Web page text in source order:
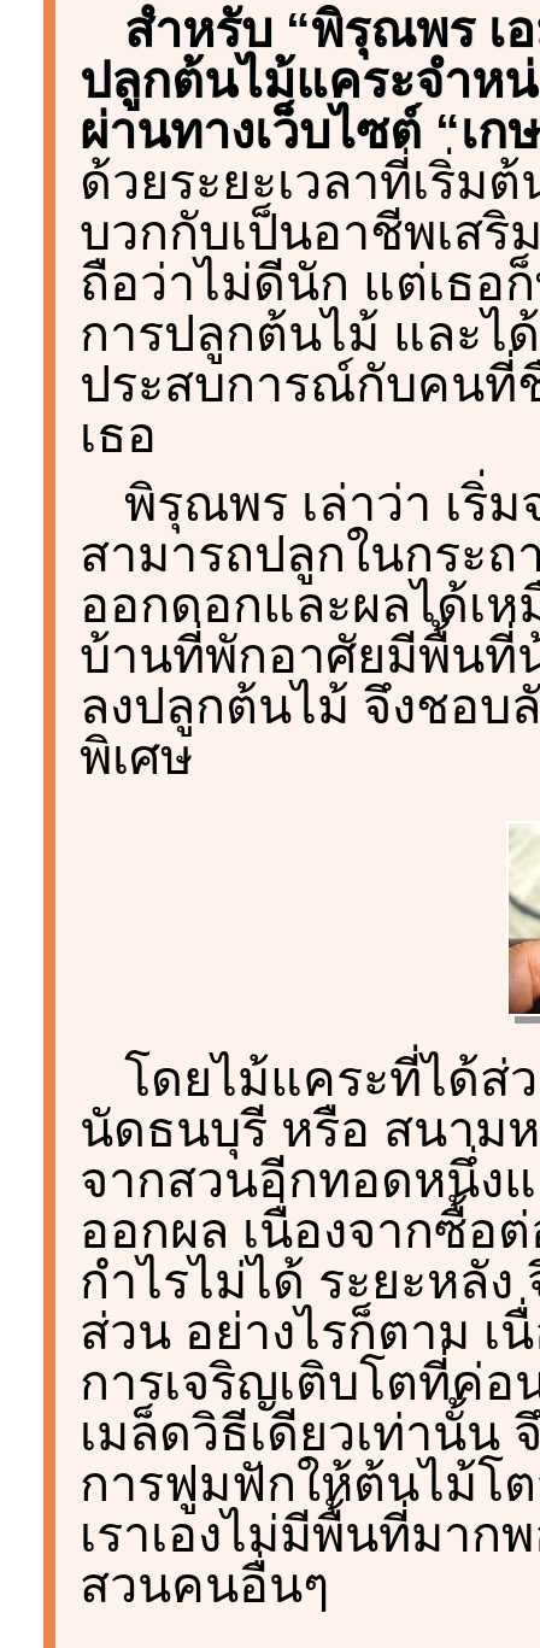
สำหรับ “พิรุณพร เ
ปลูกต้นไม้แคระจำห
ผ่านทางเว็บไซต์ “เ
ด้วยระยะเวลาที่เริ่ม
บวกกับเป็นอาชีพเสริ
ถือว่าไม่ดีนัก แต่เธอ
การปลูกต้นไม้ และไ
ประสบการณ์กับคนที่
เธอ
พิรุณพร เล่าว่า เริ่
สามารถปลูกในกระถ
ออกดอกและผลได้เ
บ้านที่พักอาศัยมีพื้นที่
ลงปลูกต้นไม้ จึงชอบ
พิเศษ
โดยไม้แคระที่ได้
นัดธนบุรี หรือ สนาม
จากสวนอีกทอดหนึ่ง
ออกผล เนื่องจากซื้อ
กำไรไม่ได้ ระยะหลัง
ส่วน อย่างไรก็ตาม
การเจริญเติบโตที่ค่อ
เมล็ดวิธีเดียวเท่านั้น
การฟูมฟักให้ต้นไม้โ
เราเองไม่มีพื้นที่มาก
สวนคนอื่นๆ